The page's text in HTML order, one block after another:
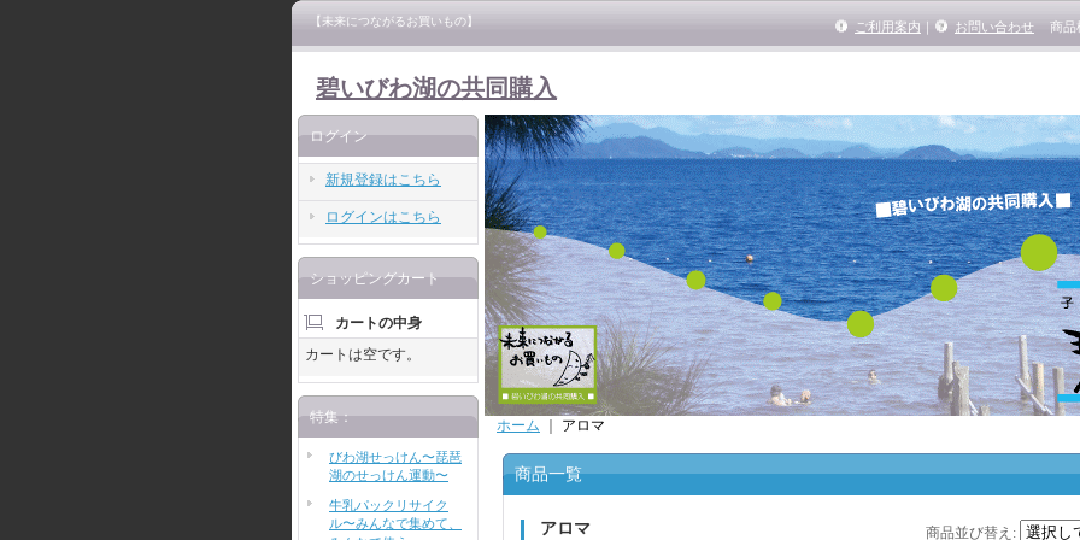
【未来につながるお買いもの】
碧いびわ湖の共同購入
ご利用案内 ｜ お問い合わせ 商品
ログイン
新規登録はこちら
ログインはこちら
ショッピングカート
カートの中身
カートは空です。
特集：
びわ湖せっけん〜琵琶
湖のせっけん運動〜
牛乳パックリサイク
ル〜みんなで集めて、
ホーム アロマ
商品一覧
アロマ 商品並び替え :